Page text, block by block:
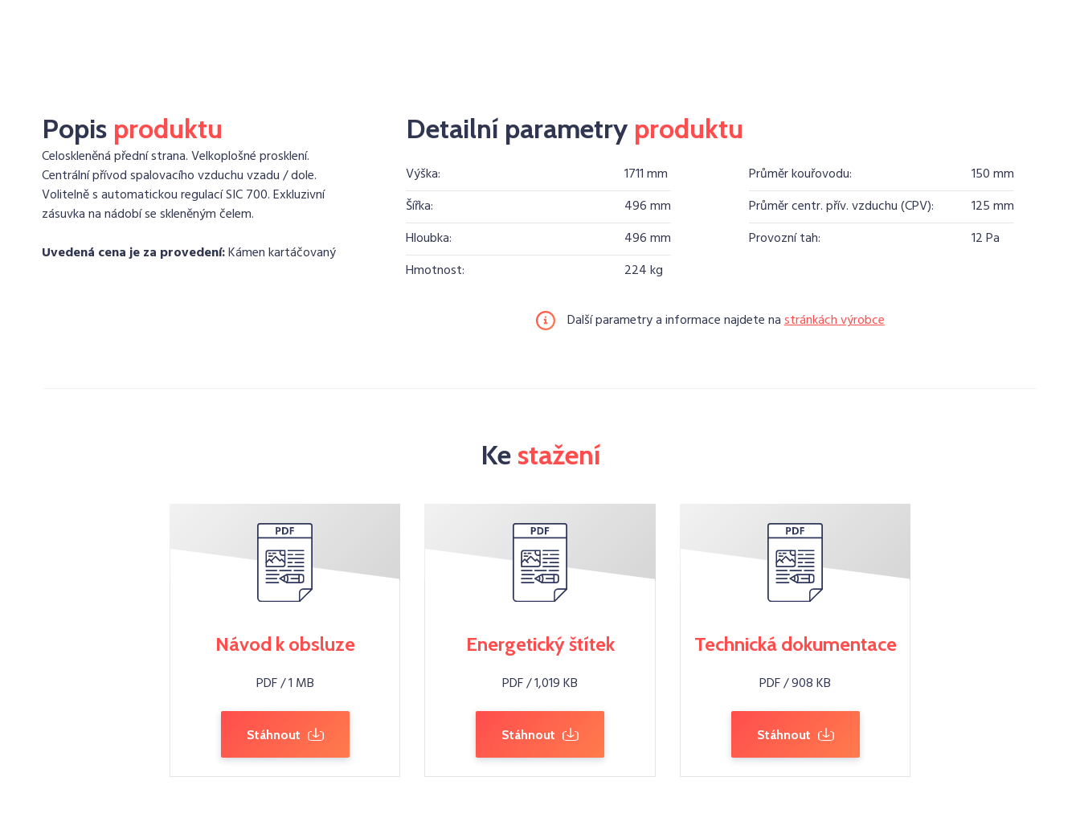
Popis produktu
Celoskleněná přední strana. Velkoplošné prosklení.
Centrální přívod spalovacího vzduchu vzadu / dole.
Volitelně s automatickou regulací SIC 700. Exkluzivní
zásuvka na nádobí se skleněným čelem.
Uvedená cena je za provedení:Kámen kartáčovaný
Detailní parametry produktu
Výška:
1711 mm
Šířka:
496 mm
Hloubka:
496 mm
Hmotnost:
224 kg
Průměr kouřovodu:
150 mm
Průměr centr. přív. vzduchu (CPV):
125 mm
Provozní tah:
12 Pa
Další parametry a informace najdete nastránkách výrobce
Ke stažení
Návod k obsluze
PDF / 1 MB
Stáhnout
Energetický štítek
PDF / 1,019 KB
Stáhnout
Technická dokumentace
PDF / 908 KB
Stáhnout